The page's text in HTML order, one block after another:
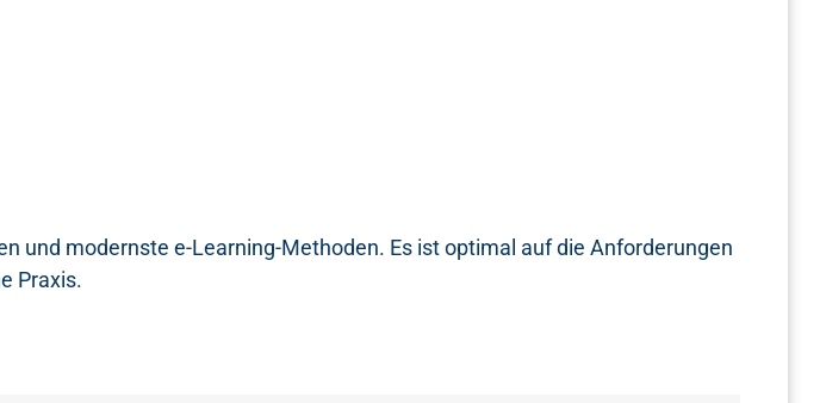
und modernste e-Learning-Methoden. Es ist optimal auf die Anforderungen
Praxis.